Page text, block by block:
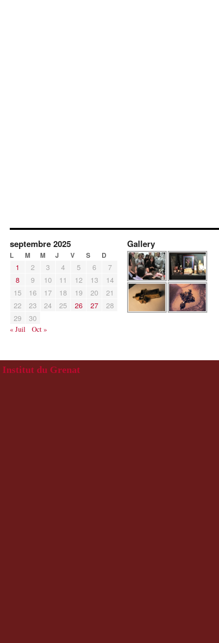
septembre 2025
L M M J V S D
1 2 3 4 5 6
7
8
9 10 11 12 13
14
15
16 17 18 19 20
21
22
23 24 25 26 27
28
29
30
« Juil Oct »
Gallery
Institut du Grenat